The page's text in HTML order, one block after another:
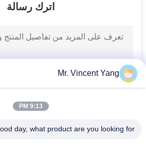
شبكة أسلاك
15
اترك رسالة
Mr. Vincent Yang
9:13 PM
day, what product are you looking for?